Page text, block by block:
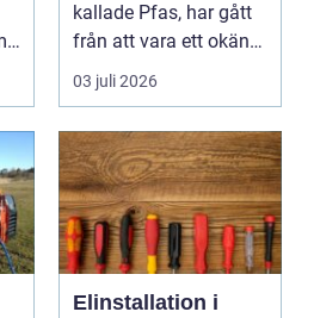
kallade Pfas, har gått
från att vara ett okänt
kemiskt...
03 juli 2026
Elinstallation i